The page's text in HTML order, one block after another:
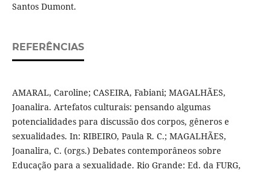
Santos Dumont.
REFERÊNCIAS
AMARAL, Caroline; CASEIRA, Fabiani; MAGALHÃES,
Joanalira. Artefatos culturais: pensando algumas
potencialidades para discussão dos corpos, gêneros e
sexualidades. In: RIBEIRO, Paula R. C.; MAGALHÃES,
Joanalira, C. (orgs.) Debates contemporâneos sobre
Educação para a sexualidade. Rio Grande: Ed. da FURG,